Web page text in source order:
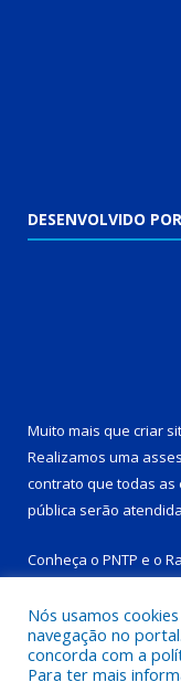
DESENVOLVIDO
Muito mais que criar
Realizamos uma
contrato que todas as
pública serão
Conheça o PNTP e o
Todos os direitos
Nós usamos
navegação no
concorda com a
Para ter mais